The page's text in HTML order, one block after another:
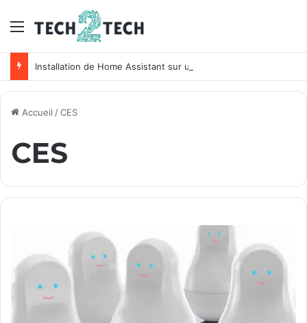
Menu
Installation de Home Assistant sur un NAS Synology
Accueil /CES
CES